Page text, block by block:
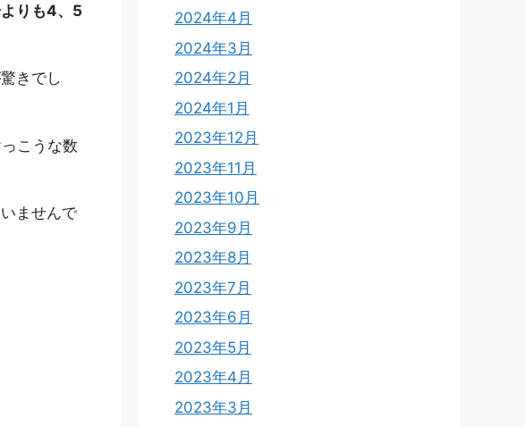
りも4、5
きでし
こうな数
ませんで
2024年4月
2024年3月
2024年2月
2024年1月
2023年12月
2023年11月
2023年10月
2023年9月
2023年8月
2023年7月
2023年6月
2023年5月
2023年4月
2023年3月